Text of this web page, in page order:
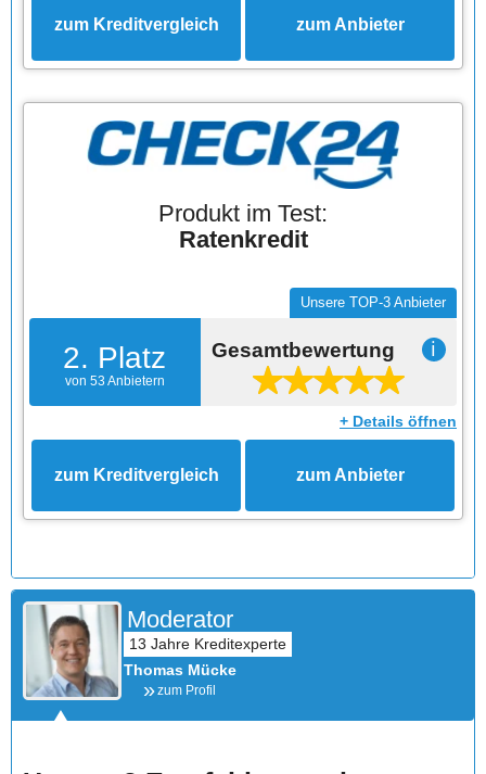
zum Kreditvergleich zum Anbieter
Produkt im Test:
Ratenkredit
2. Platz
von 53 Anbietern
Unsere TOP-3 Anbieter
Gesamtbewertung ℹ
+ Details öffnen
zum Kreditvergleich zum Anbieter
Moderator
Thomas Mücke
zum Profil